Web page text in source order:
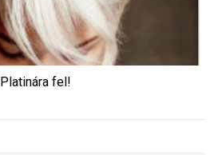
Platinára fel!